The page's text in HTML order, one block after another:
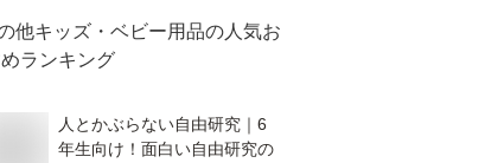
他キッズ・ベビー用品の人気お
ランキング
人とかぶらない自由研究｜6
年生向け！面白い自由研究の